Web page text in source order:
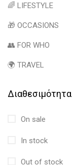
🌈 LIFESTYLE
🎁 OCCASIONS
👥 FOR WHO
🌍 TRAVEL
Διαθεσιμότητα
On sale
In stock
Out of stock